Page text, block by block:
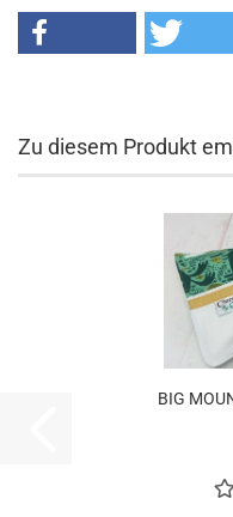
Zu diesem Produkt
BIG